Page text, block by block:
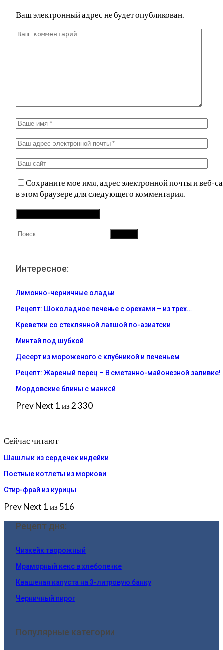
Ваш электронный адрес не будет опубликован.
Сохраните мое имя, адрес электронной почты и веб-
в этом браузере для следующего комментария.
Интересное:
Лимонно-черничные оладьи
Рецепт: Шоколадное печенье с орехами – из трех…
Креветки со стеклянной лапшой по-азиатски
Минтай под шубкой
Десерт из мороженого с клубникой и печеньем
Рецепт: Жареный перец – В сметанно-майонезной заливке!
Мордовские блины с манкой
PrevNext 1 из 2 330
Сейчас читают
Шашлык из сердечек индейки
Постные котлеты из моркови
Стир-фрай из курицы
PrevNext 1 из 516
Рецепт дня:
Чизкейк творожный
Мраморный кекс в хлебопечке
Квашеная капуста на 3-литровую банку
Черничный пирог
Популярные категории